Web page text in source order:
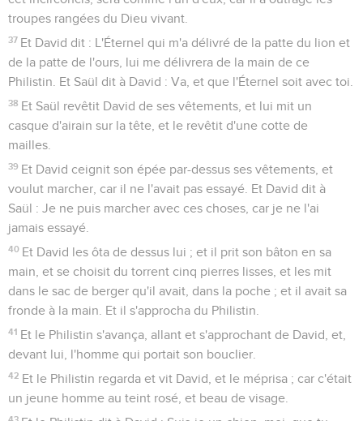
troupes rangées du Dieu vivant.
37 Et David dit : L'Éternel qui m'a délivré de la patte du lion et
de la patte de l'ours, lui me délivrera de la main de ce
Philistin. Et Saül dit à David : Va, et que l'Éternel soit avec toi.
38 Et Saül revêtit David de ses vêtements, et lui mit un
casque d'airain sur la tête, et le revêtit d'une cotte de
mailles.
39 Et David ceignit son épée par-dessus ses vêtements, et
voulut marcher, car il ne l'avait pas essayé. Et David dit à
Saül : Je ne puis marcher avec ces choses, car je ne l'ai
jamais essayé.
40 Et David les ôta de dessus lui ; et il prit son bâton en sa
main, et se choisit du torrent cinq pierres lisses, et les mit
dans le sac de berger qu'il avait, dans la poche ; et il avait sa
fronde à la main. Et il s'approcha du Philistin.
41 Et le Philistin s'avança, allant et s'approchant de David, et,
devant lui, l'homme qui portait son bouclier.
42 Et le Philistin regarda et vit David, et le méprisa ; car c'était
un jeune homme au teint rosé, et beau de visage.
43